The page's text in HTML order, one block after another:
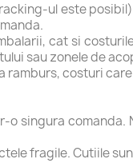
ul este
cat si
sau zonele de
ramburs, costuri
o singura
fragile. Cutiile